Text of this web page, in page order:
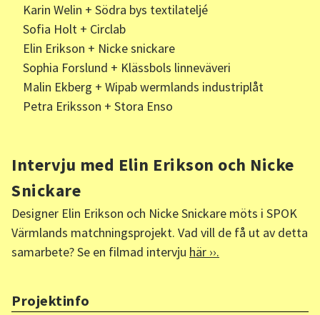
Karin Welin + Södra bys textilateljé
Sofia Holt + Circlab
Elin Erikson + Nicke snickare
Sophia Forslund + Klässbols linneväveri
Malin Ekberg + Wipab wermlands industriplåt
Petra Eriksson + Stora Enso
Intervju med Elin Erikson och Nicke
Snickare
Designer Elin Erikson och Nicke Snickare möts i SPOK
Värmlands matchningsprojekt. Vad vill de få ut av detta
samarbete? Se en filmad intervju här ››.
Projektinfo